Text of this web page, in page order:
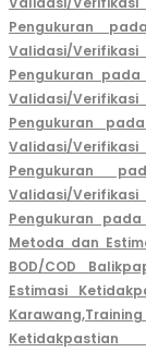
Pengukuran
Validasi/
Pengukuran
Validasi/
Pengukuran
Validasi/
Pengukuran
Validasi/
Pengukuran pada
Metoda dan
BOD/COD
Estimasi
Karawang,